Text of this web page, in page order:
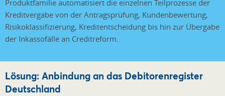
Produktfamilie automatisiert die einzelnen Teilprozesse der
Kreditvergabe von der Antragsprüfung, Kundenbewertung,
Risikoklassifizierung, Kreditentscheidung bis hin zur Übergabe
der Inkassofälle an Creditreform.
Lösung: Anbindung an das Debitorenregister
Deutschland